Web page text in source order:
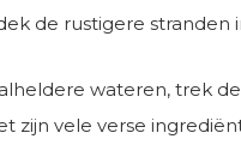
de rustigere stranden
wateren, trek
zijn vele verse